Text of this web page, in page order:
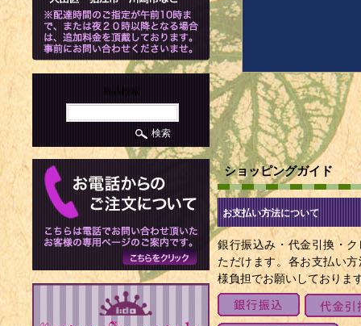
ショッピングガイド
お支払い方法について
銀行振込み・代金引換・
ただけます。各お支払い
様負担でお願いしておりま
商品検索